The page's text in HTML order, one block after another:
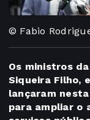
© Fabio
Os ministros
Siqueira Filho,
lançaram
para ampliar o